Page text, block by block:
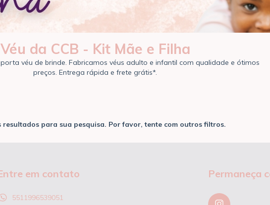
Véu da CCB - Kit Mãe e Filha
véu de brinde. Fabricamos véus adulto e infantil com qualidade e ótimos
preços. Entrega rápida e frete grátis*.
resultados para sua pesquisa. Por favor, tente com outros filtros.
em contato
5511996539051
Permaneça